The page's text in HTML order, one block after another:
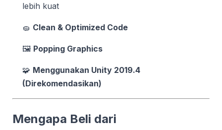
lebih kuat
🧽 Clean & Optimized Code
🖼️ Popping Graphics
🧩 Menggunakan Unity 2019.4
(Direkomendasikan)
Mengapa Beli dari